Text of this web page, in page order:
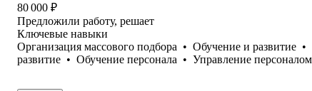
80 000 ₽
Предложили работу, решает
Ключевые навыки
Организация массового подбора • Обучение и развитие •
развитие • Обучение персонала • Управление персоналом